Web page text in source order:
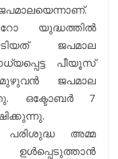
യുദ്ധത്തില്‍
ജപമാല
പീയൂസ്
ജപമാല
ഒക്ടോബര്‍ 7
പരിശുദ്ധ അമ്മ